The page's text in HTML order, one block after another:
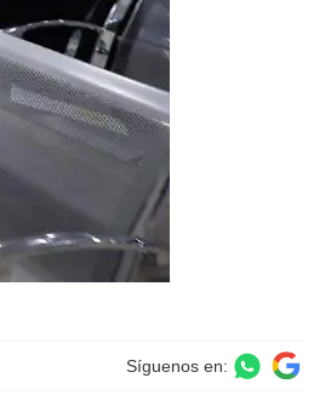
Síguenos en: